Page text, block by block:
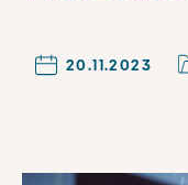
20.11.2023